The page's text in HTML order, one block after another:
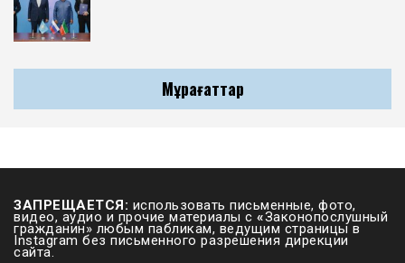
Мұрағаттар
ЗАПРЕЩАЕТСЯ: использовать письменные, фото,
видео, аудио и прочие материалы с «Законопослушный
гражданин» любым пабликам, ведущим страницы в
Instagram без письменного разрешения дирекции
сайта.